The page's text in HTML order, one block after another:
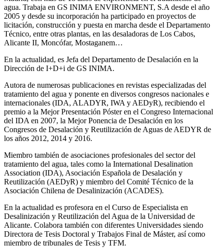
agua. Trabaja en GS INIMA ENVIRONMENT, S.A desde el año
2005 y desde su incorporación ha participado en proyectos de
licitación, construcción y puesta en marcha desde el Departamento
Técnico, entre otras plantas, en las desaladoras de Los Cabos,
Alicante II, Moncófar, Mostaganem…
En la actualidad, es Jefa del Departamento de Desalación en la
Dirección de I+D+i de GS INIMA.
Autora de numerosas publicaciones en revistas especializadas del
tratamiento del agua y ponente en diversos congresos nacionales e
internacionales (IDA, ALADYR, IWA y AEDyR), recibiendo el
premio a la Mejor Presentación Póster en el Congreso Internacional
del IDA en 2007, la Mejor Ponencia de Desalación en los
Congresos de Desalación y Reutilización de Aguas de AEDYR de
los años 2012, 2014 y 2016.
Miembro también de asociaciones profesionales del sector del
tratamiento del agua, tales como la International Desalination
Association (IDA), Asociación Española de Desalación y
Reutilización (AEDyR) y miembro del Comité Técnico de la
Asociación Chilena de Desalinización (ACADES).
En la actualidad es profesora en el Curso de Especialista en
Desalinización y Reutilización del Agua de la Universidad de
Alicante. Colabora también con diferentes Universidades siendo
Directora de Tesis Doctoral y Trabajos Final de Máster, así como
miembro de tribunales de Tesis y TFM.